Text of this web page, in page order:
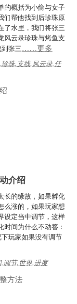
的概括为小偷与女子
们帮他找到后珍珠原
了水里，我们将张三
风云录珍珠与烤鱼支
张三……更多
珠,支线,风云录,任
介绍
长的缘故，如果孵化
么涨的，如果玩家想
设定当中调节，这样
间为什么不动答：
玩家如果没有调节
调节,世界,进度